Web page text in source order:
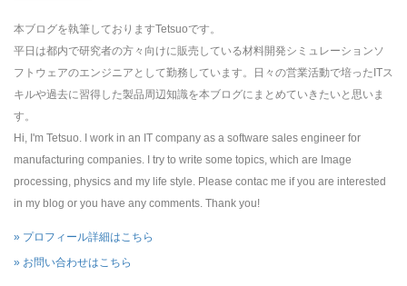
本ブログを執筆しておりますTetsuoです。
平日は都内で研究者の方々向けに販売している材料開発シミュレーションソ
フトウェアのエンジニアとして勤務しています。日々の営業活動で培ったITス
キルや過去に習得した製品周辺知識を本ブログにまとめていきたいと思いま
す。
Hi, I'm Tetsuo. I work in an IT company as a software sales engineer for
manufacturing companies. I try to write some topics, which are Image
processing, physics and my life style. Please contac me if you are interested
in my blog or you have any comments. Thank you!
» プロフィール詳細はこちら
» お問い合わせはこちら